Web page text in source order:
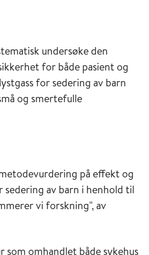
undersøke den
for både pasient og
for sedering av barn
og smertefulle
på effekt og
sedering av barn i henhold til
vi forskning", av
omhandlet både sykehus